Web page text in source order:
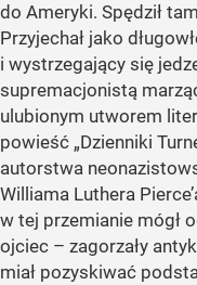
do Ameryki. Spędził
Przyjechał jako
i wystrzegający się
supremacjonistą
ulubionym utworem
powieść „Dzienniki
autorstwa
Williama Luthera
w tej przemianie mógł
ojciec – zagorzały
miał pozyskiwać